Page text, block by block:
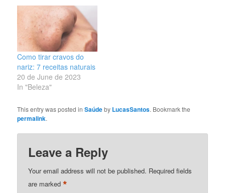
Como tirar cravos do
nariz: 7 receitas naturais
20 de June de 2023
In "Beleza"
This entry was posted inSaúdeby LucasSantos. Bookmark the
permalink.
Leave a Reply
Your email address will not be published. Required fields
are marked*